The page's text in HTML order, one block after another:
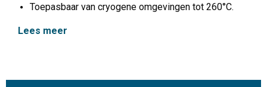
Toepasbaar van cryogene omgevingen tot 260°C.
Lees meer